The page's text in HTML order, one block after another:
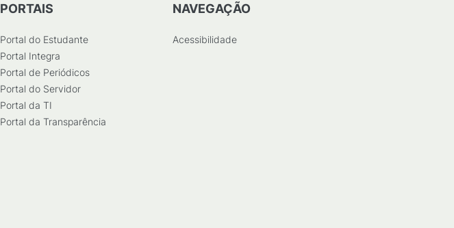
PORTAIS
Portal do Estudante
Portal Integra
Portal de Periódicos
Portal do Servidor
Portal da TI
Portal da Transparência
NAVEGAÇÃO
Acessibilidade